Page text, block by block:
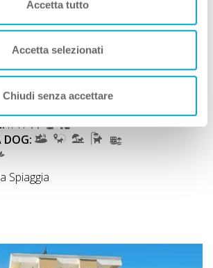
Accetta tutto
Accetta selezionati
Chiudi senza accettare
dai Viaggiatori
e Urbino) Marche
Spiaggia